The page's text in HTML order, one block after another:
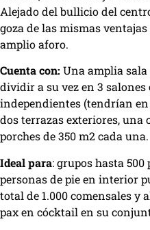
Alejado del bullicio del
goza de las mismas
amplio aforo.
Cuenta con: Una amplia
dividir a su vez en 3 salones
independientes (tendrían
dos terrazas exteriores, una
porches de 350 m2 cada una.
Ideal para: grupos hasta
personas de pie en interior
total de 1.000 comensales y
pax en cócktail en su